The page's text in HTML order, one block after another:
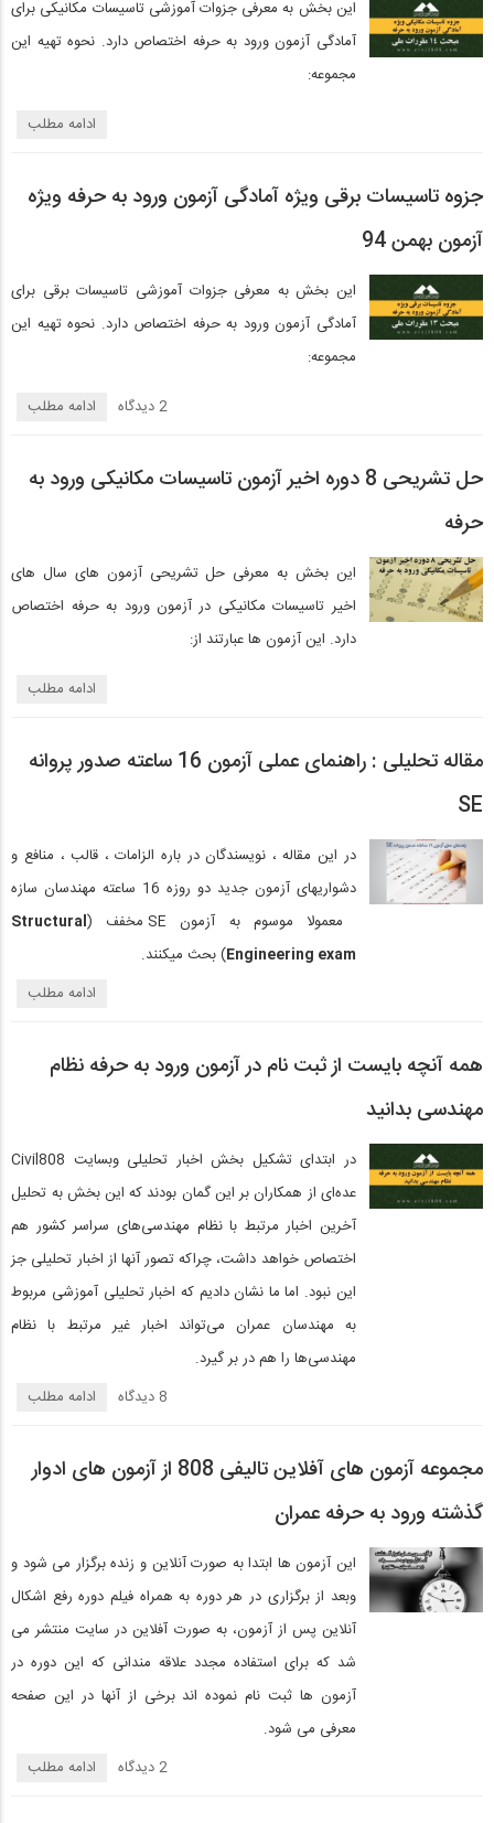
این بخش به معرفی جزوات آموزشی تاسیسات مکانیکی برای
آمادگی آزمون ورود به حرفه اختصاص دارد. نحوه تهیه این
مجموعه:
ادامه مطلب
جزوه تاسیسات برقی ویژه آمادگی آزمون ورود به حرفه ویژه
آزمون بهمن 94
این بخش به معرفی جزوات آموزشی تاسیسات برقی برای
آمادگی آزمون ورود به حرفه اختصاص دارد. نحوه تهیه این
مجموعه:
ادامه مطلب 2 دیدگاه‌
حل تشریحی 8 دوره اخیر آزمون تاسیسات مکانیکی ورود به
حرفه
این بخش به معرفی حل تشریحی آزمون های سال های
اخیر تاسیسات مکانیکی در آزمون ورود به حرفه اختصاص
دارد. این آزمون ها عبارتند از:
ادامه مطلب
مقاله تحلیلی : راهنمای عملی آزمون 16 ساعته صدور پروانه
SE
در این مقاله ، نویسندگان در باره الزامات ، قالب ، منافع و
دشواریهای آزمون جدید دو روزه 16 ساعته مهندسان سازه
معمولا موسوم به آزمون SE مخفف (
Structural
Engineering exam) بحث میکنند.
ادامه مطلب
همه آنچه بایست از ثبت نام در آزمون ورود به حرفه نظام
مهندسی بدانید
در ابتدای تشکیل بخش اخبار تحلیلی وبسایت Civil808
عده‌ای از همکاران بر این گمان بودند که این بخش به تحلیل
آخرین اخبار مرتبط با نظام مهندسی‌های سراسر کشور هم
اختصاص خواهد داشت، چراکه تصور آنها از اخبار تحلیلی جز
این نبود. اما ما نشان دادیم که اخبار تحلیلی آموزشی مربوط
به مهندسان عمران می‌تواند اخبار غیر مرتبط با نظام
مهندسی‌ها را هم در بر گیرد.
ادامه مطلب
8 دیدگاه‌
مجموعه آزمون های آفلاین تالیفی 808 از آزمون های ادوار
گذشته ورود به حرفه عمران
این آزمون ها ابتدا به صورت آنلاین و زنده برگزار می شود و
وبعد از برگزاری در هر دوره به همراه فیلم دوره رفع اشکال
آنلاین پس از آزمون، به صورت آفلاین در سایت منتشر می
شد که برای استفاده مجدد علاقه مندانی که این دوره در
آزمون ها ثبت نام نموده اند برخی از آنها در این صفحه
معرفی می شود.
ادامه مطلب
2 دیدگاه‌